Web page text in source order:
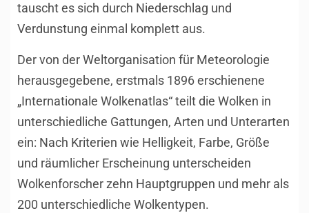
tauscht es sich durch Niederschlag und
Verdunstung einmal komplett aus.
Der von der Weltorganisation für Meteorologie
herausgegebene, erstmals 1896 erschienene
„Internationale Wolkenatlas“ teilt die Wolken in
unterschiedliche Gattungen, Arten und Unterarten
ein: Nach Kriterien wie Helligkeit, Farbe, Größe
und räumlicher Erscheinung unterscheiden
Wolkenforscher zehn Hauptgruppen und mehr als
200 unterschiedliche Wolkentypen.